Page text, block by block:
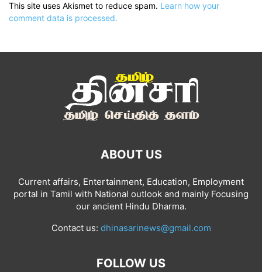
This site uses Akismet to reduce spam. Learn how your
comment data is processed.
ABOUT US
Current affairs, Entertainment, Education, Employment
portal in Tamil with National outlook and mainly Focusing
our ancient Hindu Dharma.
Contact us: dhinasarinews@gmail.com
FOLLOW US